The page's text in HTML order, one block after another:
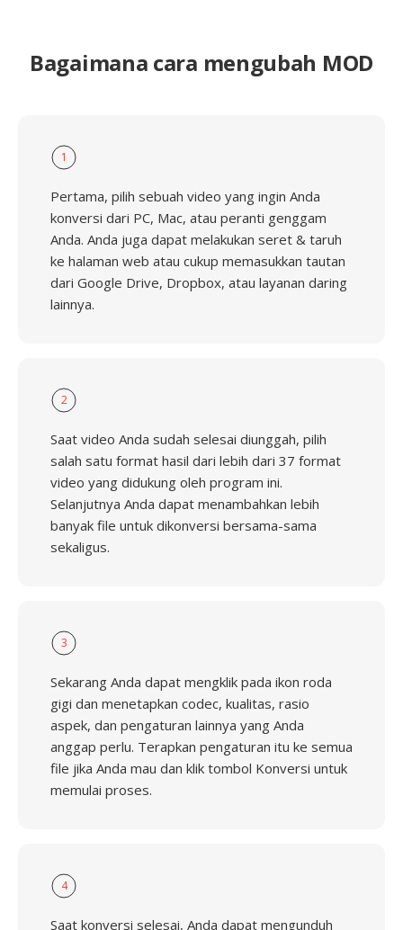
Bagaimana cara mengubah MOD
1
Pertama, pilih sebuah video yang ingin Anda
konversi dari PC, Mac, atau peranti genggam
Anda. Anda juga dapat melakukan seret & taruh
ke halaman web atau cukup memasukkan tautan
dari Google Drive, Dropbox, atau layanan daring
lainnya.
2
Saat video Anda sudah selesai diunggah, pilih
salah satu format hasil dari lebih dari 37 format
video yang didukung oleh program ini.
Selanjutnya Anda dapat menambahkan lebih
banyak file untuk dikonversi bersama-sama
sekaligus.
3
Sekarang Anda dapat mengklik pada ikon roda
gigi dan menetapkan codec, kualitas, rasio
aspek, dan pengaturan lainnya yang Anda
anggap perlu. Terapkan pengaturan itu ke semua
file jika Anda mau dan klik tombol Konversi untuk
memulai proses.
4
Saat konversi selesai, Anda dapat mengunduh